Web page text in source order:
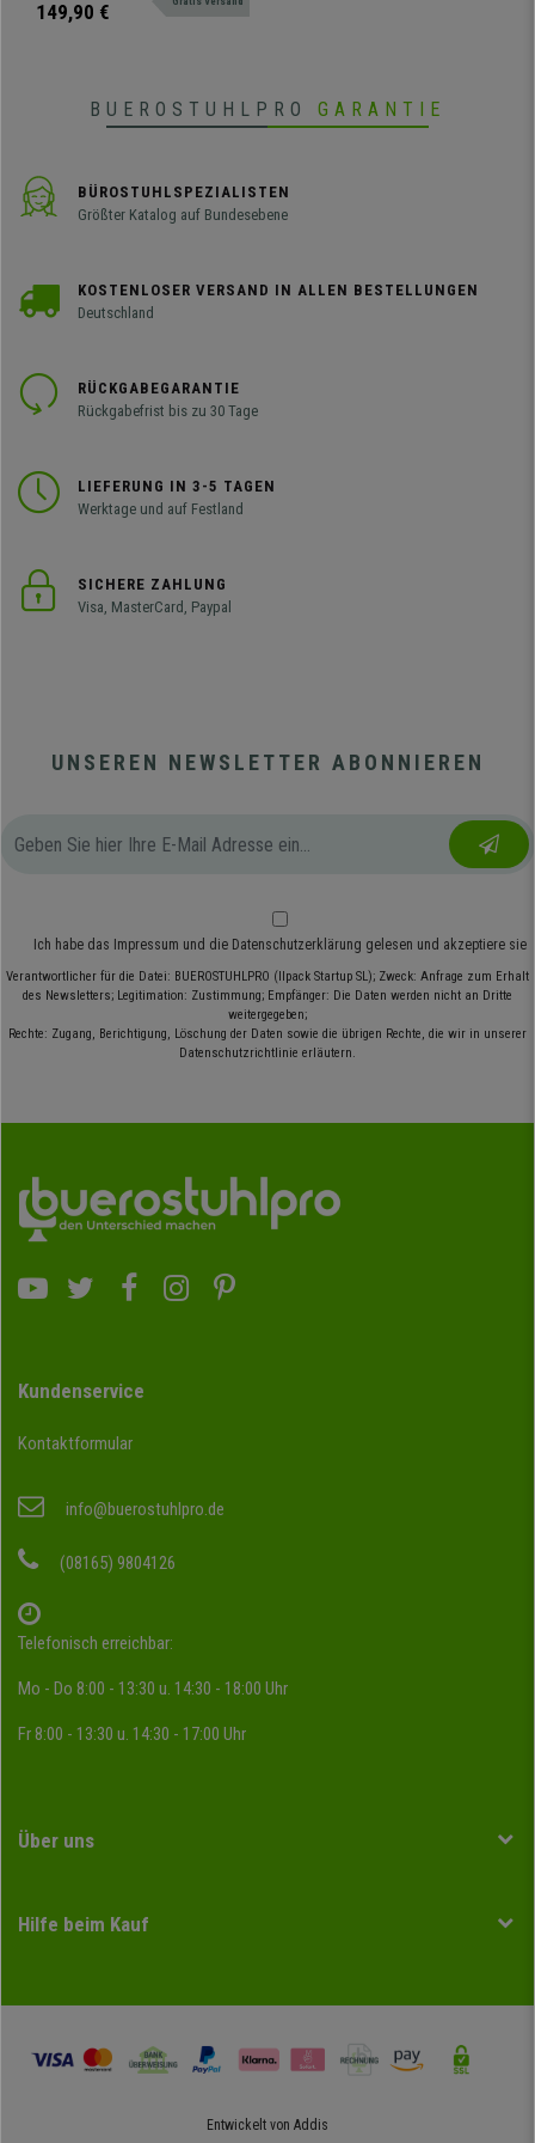
widerstandsfähig und bequem.
149,90 €
BUEROSTUHLPRO GARANTIE
BÜROSTUHLSPEZIALISTEN
Größter Katalog auf Bundesebene
KOSTENLOSER VERSAND IN ALLEN BESTELLUNGEN
Deutschland
RÜCKGABEGARANTIE
Rückgabefrist bis zu 30 Tage
LIEFERUNG IN 3-5 TAGEN
Werktage und auf Festland
SICHERE ZAHLUNG
Visa, MasterCard, Paypal
UNSEREN NEWSLETTER ABONNIEREN
Ich habe das Impressum und die Datenschutzerklärung gelesen und akzeptiere sie
Verantwortlicher für die Datei: BUEROSTUHLPRO (Ilpack Startup SL); Zweck: Anfrage zum Erhalt
des Newsletters; Legitimation: Zustimmung; Empfänger: Die Daten werden nicht an Dritte
weitergegeben;
Rechte: Zugang, Berichtigung, Löschung der Daten sowie die übrigen Rechte, die wir in unserer
Datenschutzrichtlinie erläutern.
Kundenservice
Kontaktformular
info@buerostuhlpro.de
(08165) 9804126
Telefonisch erreichbar:
Mo - Do 8:00 - 13:30 u. 14:30 - 18:00 Uhr
Fr 8:00 - 13:30 u. 14:30 - 17:00 Uhr
Über uns
Hilfe beim Kauf
Entwickelt von Addis